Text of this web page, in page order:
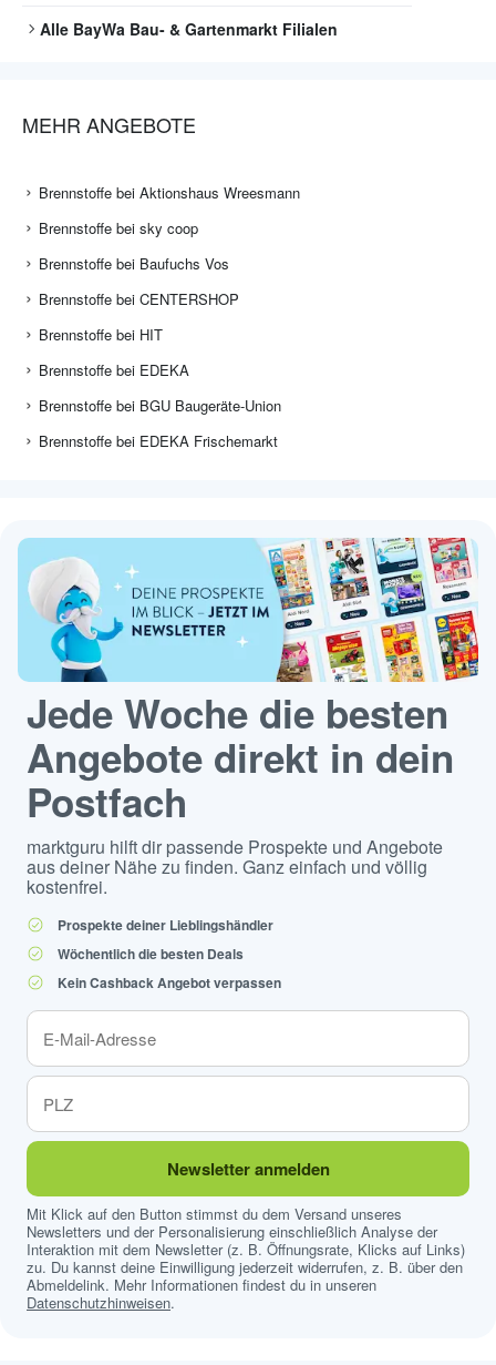
Alle BayWa Bau- & Gartenmarkt Filialen
MEHR ANGEBOTE
Brennstoffe bei Aktionshaus Wreesmann
Brennstoffe bei sky coop
Brennstoffe bei Baufuchs Vos
Brennstoffe bei CENTERSHOP
Brennstoffe bei HIT
Brennstoffe bei EDEKA
Brennstoffe bei BGU Baugeräte-Union
Brennstoffe bei EDEKA Frischemarkt
Jede Woche die besten
Angebote direkt in dein
Postfach
marktguru hilft dir passende Prospekte und Angebote
aus deiner Nähe zu finden. Ganz einfach und völlig
kostenfrei.
Prospekte deiner Lieblingshändler
Wöchentlich die besten Deals
Kein Cashback Angebot verpassen
Newsletter anmelden
Mit Klick auf den Button stimmst du dem Versand unseres
Newsletters und der Personalisierung einschließlich Analyse der
Interaktion mit dem Newsletter (z. B. Öffnungsrate, Klicks auf Links)
zu. Du kannst deine Einwilligung jederzeit widerrufen, z. B. über den
Abmeldelink. Mehr Informationen findest du in unseren
Datenschutzhinweisen.